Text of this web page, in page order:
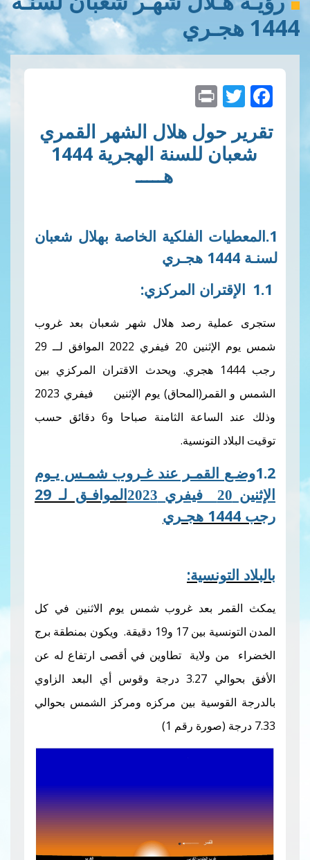
Twitter
Print
هلال الشهر القمري
شعبان للسنة الهجرية 1444
الفلكية الخاصة بهلال شعبان
المركزي:
رصد هلال شهر شعبان بعد غروب
فيفري
2022 الموافق لــ 29
ويحدث الاقتران المركزي بين
يوم الإثنين20 فيفري2023
الساعة الثامنة صباحا و6
دقائق حسب
عند غـروب شمـس يـوم
2023
الموافـق لـ 29
هجـري
بعد غروب شمس يوم الاثنين في كل
المدن التونسية بين 17 و19 دقيقة. ويكون بمنطقة برج
ولايةتطاوين في أقصى ارتفاع له عن
الأفق بحوالي 3.27 درجة وقوس أي البعد الزاوي
بين مركزه ومركز الشمس بحوالي